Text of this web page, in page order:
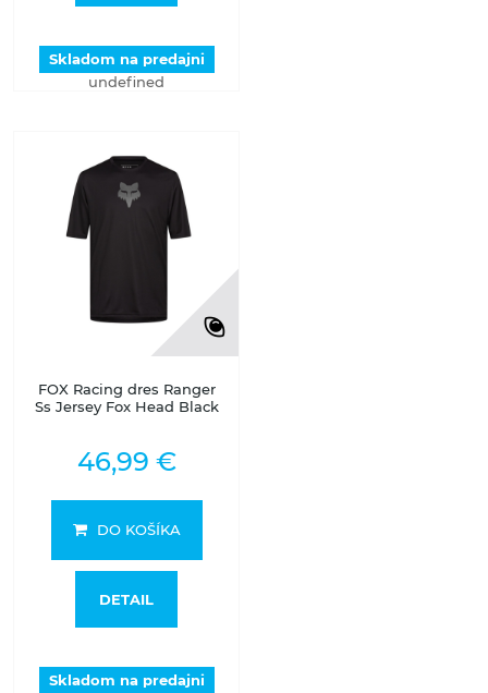
Skladom na predajni
undefined
FOX Racing dres Ranger
Ss Jersey Fox Head Black
46,99 €
DO KOŠÍKA
DETAIL
Skladom na predajni